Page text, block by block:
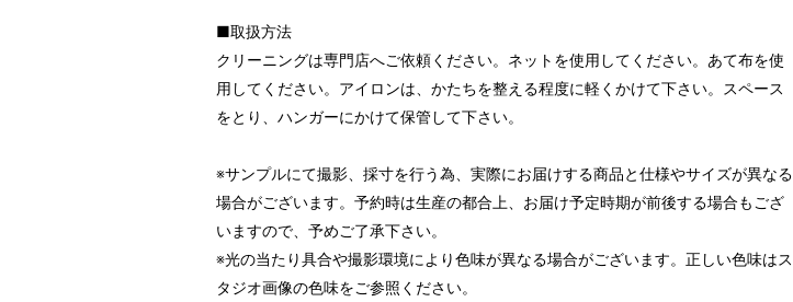
■取扱方法
クリーニングは専門店へご依頼ください。ネットを使用してください。あて布を使
用してください。アイロンは、かたちを整える程度に軽くかけて下さい。スペース
をとり、ハンガーにかけて保管して下さい。
※サンプルにて撮影、採寸を行う為、実際にお届けする商品と仕様やサイズが異なる
場合がございます。予約時は生産の都合上、お届け予定時期が前後する場合もござ
いますので、予めご了承下さい。
※光の当たり具合や撮影環境により色味が異なる場合がございます。正しい色味はス
タジオ画像の色味をご参照ください。